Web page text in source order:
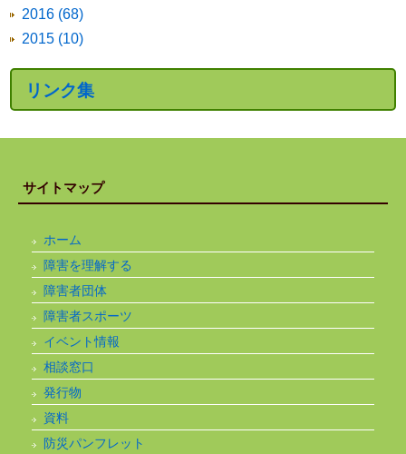
2016 (68)
2015 (10)
リンク集
サイトマップ
ホーム
障害を理解する
障害者団体
障害者スポーツ
イベント情報
相談窓口
発行物
資料
防災パンフレット